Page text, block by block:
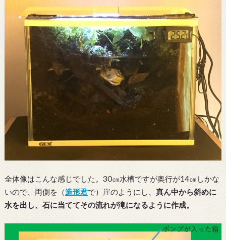
全体像はこんな感じでした。30㎝水槽ですが奥行が14㎝しかな
いので、両側を（造形君で）崖のようにし、 真ん中から斜めに
水を出し、石に当ててその流れが滝になるように作成。